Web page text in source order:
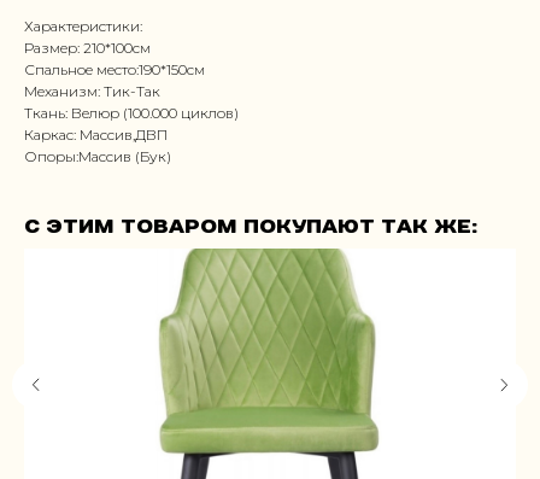
Характеристики:
Размер: 210*100см
Спальное место:190*150см
Механизм: Тик-Так
Ткань: Велюр (100.000 циклов)
Каркас: Массив,ДВП
Опоры:Массив (Бук)
С этим товаром покупают так же: